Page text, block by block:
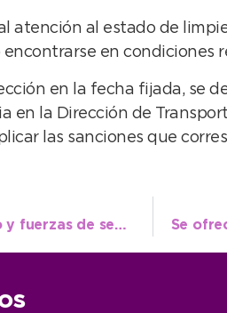
atención al estado de
en condiciones
en la fecha fijada, se
la Dirección de
las sanciones que
Nuevo golpe al delito sobre ruedas: el municipio y fuerzas de seguridad desbaratan red de picadas ilegales